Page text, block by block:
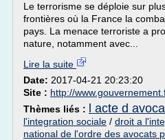
Le terrorisme se déploie sur
frontières où la France la
pays. La menace terroriste a
nature, notamment avec...
Lire la suite
Date: 2017-04-21 20:23:20
Site : http://
Thèmes liés :
l acte d
l'integration sociale / droit a
national de l'ordre des avocats